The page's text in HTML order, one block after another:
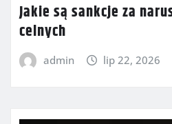
Jakie są sankcje za
celnych
admin lip 22, 2026